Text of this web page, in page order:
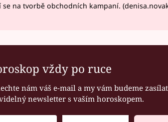
se na tvorbě obchodních kampaní.
vždy po ruce
nám váš e-mail a my vám budeme zasílat
newsletter s vaším horoskopem.